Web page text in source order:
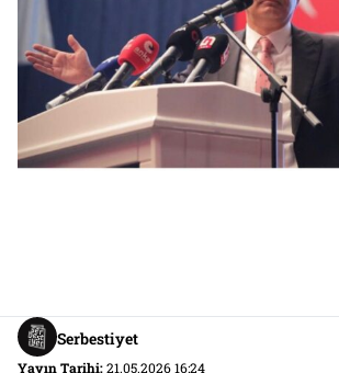
Serbestiyet
Yayın Tarihi:21.05.2026 16:24